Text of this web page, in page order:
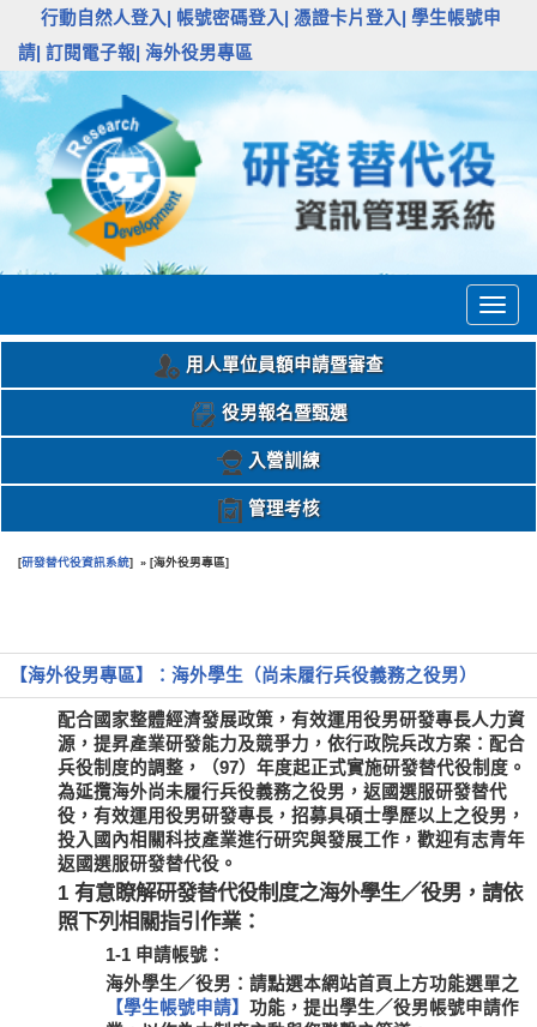
行動自然人登入| 帳號密碼登入| 憑證卡片登入|
學生帳號申
請| 訂閱電子報| 海外役男專區
用人單位員額申請暨審查
役男報名暨甄選
入營訓練
管理考核
[研發替代役資訊系統] » [海外役男專區]
【海外役男專區】：海外學生（尚未履行兵役義務之役男）
配合國家整體經濟發展政策，有效運用役男研發專長人力資
源，提昇產業研發能力及競爭力，依行政院兵改方案：配合
兵役制度的調整，（97）年度起正式實施研發替代役制度。
為延攬海外尚未履行兵役義務之役男，返國選服研發替代
役，有效運用役男研發專長，招募具碩士學歷以上之役男，
投入國內相關科技產業進行研究與發展工作，歡迎有志青年
返國選服研發替代役。
1 有意瞭解研發替代役制度之海外學生／役男，請依
照下列相關指引作業：
1-1 申請帳號：
海外學生／役男：請點選本網站首頁上方功能選單之
【學生帳號申請】 功能，提出學生／役男帳號申請作